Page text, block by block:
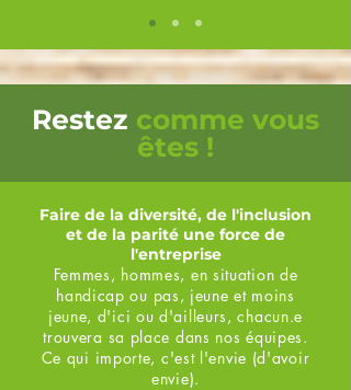
Restez comme vous
êtes !
Faire de la diversité, de l'inclusion
et de la parité une force de
l'entreprise
Femmes, hommes, en situation de
handicap ou pas, jeune et moins
jeune, d'ici ou d'ailleurs, chacun.e
trouvera sa place dans nos équipes.
Ce qui importe, c'est l'envie (d'avoir
envie).